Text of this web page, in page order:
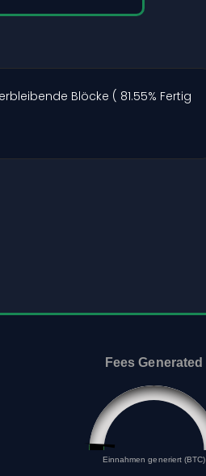
Blöcke ( 81.55% Fertig
Fees Generated
Einnahmen generiert (BTC)